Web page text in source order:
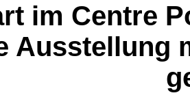
im Centre
Ausstellung